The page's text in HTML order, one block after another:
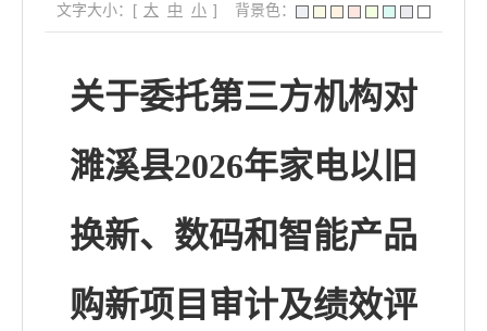
文字大小：[ 大 中 小 ] 背景色：
关于委托第三方机构对
濉溪县2026年家电以旧
换新、数码和智能产品
购新项目审计及绩效评